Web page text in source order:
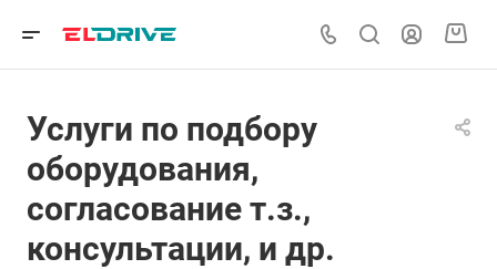
Услуги по подбору
оборудования,
согласование т.з.,
консультации, и др.